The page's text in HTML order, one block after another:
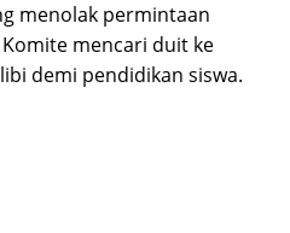
menolak permintaan
Komite mencari duit ke
demi pendidikan siswa.